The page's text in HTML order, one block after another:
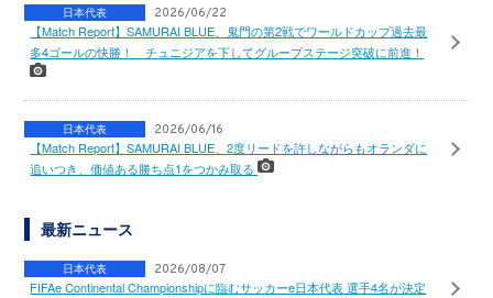
日本代表 2026/06/22
【Match Report】SAMURAI BLUE、鬼門の第2戦でワールドカップ過去最
多4ゴールの快勝！ チュニジアを下してグループステージ突破に前進！
日本代表 2026/06/16
【Match Report】SAMURAI BLUE、2度リードを許しながらもオランダに
追いつき、価値ある勝ち点1をつかみ取る
最新ニュース
日本代表 2026/08/07
FIFAe Continental Championshipに臨むサッカーe日本代表 選手4名が決定